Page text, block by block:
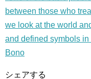
between those who
we look at the world
and defined symbols
Bono
シェアする